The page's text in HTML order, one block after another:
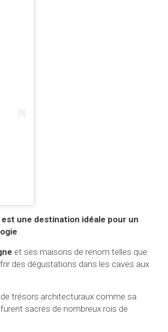
est une destination idéale pour un
et ses maisons de renom telles que
des dégustations dans les caves aux
trésors architecturaux comme sa
sacrés de nombreux rois de